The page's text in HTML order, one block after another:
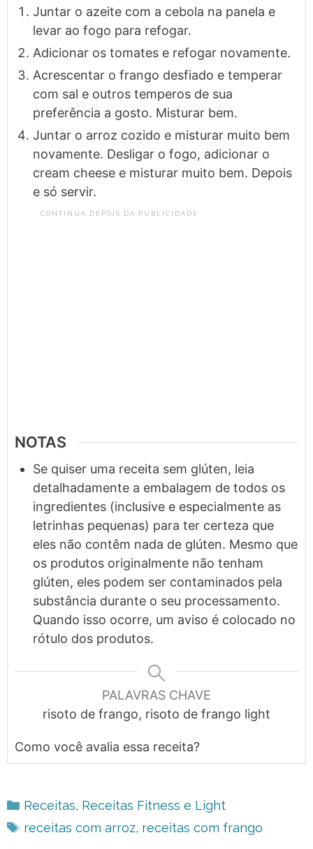
Juntar o azeite com a cebola na panela e
levar ao fogo para refogar.
Adicionar os tomates e refogar novamente.
Acrescentar o frango desfiado e temperar
com sal e outros temperos de sua
preferência a gosto. Misturar bem.
Juntar o arroz cozido e misturar muito bem
novamente. Desligar o fogo, adicionar o
cream cheese e misturar muito bem. Depois
e só servir.
CONTINUA DEPOIS DA PUBLICIDADE
NOTAS
Se quiser uma receita sem glúten, leia
detalhadamente a embalagem de todos os
ingredientes (inclusive e especialmente as
letrinhas pequenas) para ter certeza que
eles não contêm nada de glúten. Mesmo que
os produtos originalmente não tenham
glúten, eles podem ser contaminados pela
substância durante o seu processamento.
Quando isso ocorre, um aviso é colocado no
rótulo dos produtos.
PALAVRAS CHAVE
risoto de frango, risoto de frango light
Como você avalia essa receita?
Categorias
Receitas, Receitas Fitness e Light
Tags
receitas com arroz, receitas com frango